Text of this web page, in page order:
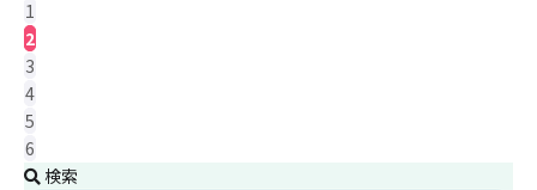
1
2
3
4
5
6
検索